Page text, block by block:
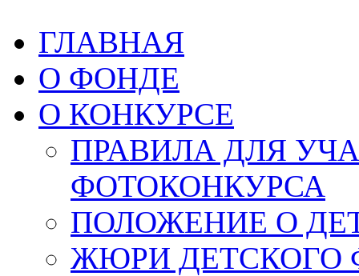
ГЛАВНАЯ
О ФОНДЕ
О КОНКУРСЕ
ПРАВИЛА ДЛЯ
ФОТОКОНКУРСА
ПОЛОЖЕНИЕ О
ЖЮРИ ДЕТСКОГО